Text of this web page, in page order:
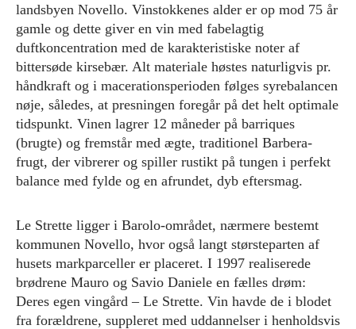
landsbyen Novello. Vinstokkenes alder er op mod 75 år
gamle og dette giver en vin med fabelagtig
duftkoncentration med de karakteristiske noter af
bittersøde kirsebær. Alt materiale høstes naturligvis pr.
håndkraft og i macerationsperioden følges syrebalancen
nøje, således, at presningen foregår på det helt optimale
tidspunkt. Vinen lagrer 12 måneder på barriques
(brugte) og fremstår med ægte, traditionel Barbera-
frugt, der vibrerer og spiller rustikt på tungen i perfekt
balance med fylde og en afrundet, dyb eftersmag.
Le Strette ligger i Barolo-området, nærmere bestemt
kommunen Novello, hvor også langt størsteparten af
husets markparceller er placeret. I 1997 realiserede
brødrene Mauro og Savio Daniele en fælles drøm:
Deres egen vingård – Le Strette. Vin havde de i blodet
fra forældrene, suppleret med uddannelser i henholdsvis